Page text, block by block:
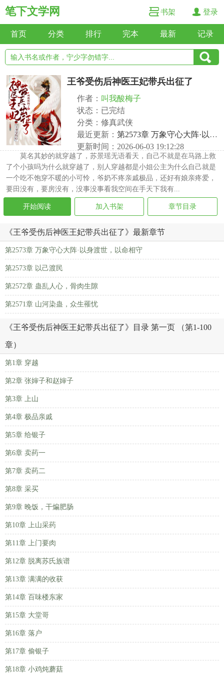
笔下文学网 书架 登录
首页 分类 排行 完本 最新 记录
王爷受伤后神医王妃带兵出征了
作者： 叫我酸梅子
状态：已完结
分类：修真武侠
最近更新： 第2573章 万象守心大阵·以身渡世，以命相守
更新时间：2026-06-03 19:12:28
莫名其妙的就穿越了，苏景瑶无语看天，自己不就是在马路上救
了个小孩吗为什么就穿越了，别人穿越都是小姐公主为什么自己就是
一个吃不饱穿不暖的小可怜，爷奶不疼亲戚极品，还好有娘亲疼爱，
要田没有，要房没有，没事没事看我空间在手天下我有...
开始阅读 加入书架 章节目录
《王爷受伤后神医王妃带兵出征了》最新章节
第2573章 万象守心大阵·以身渡世，以命相守
第2573章 以己渡民
第2572章 蛊乱人心，骨肉生隙
第2571章 山河染蛊，众生罹忧
《王爷受伤后神医王妃带兵出征了》目录 第一页 （第1-100
章）
第1章 穿越
第2章 张婶子和赵婶子
第3章 上山
第4章 极品亲戚
第5章 给银子
第6章 卖药一
第7章 卖药二
第8章 采买
第9章 晚饭，干煸肥肠
第10章 上山采药
第11章 上门要肉
第12章 脱离苏氏族谱
第13章 满满的收获
第14章 百味楼东家
第15章 大堂哥
第16章 落户
第17章 偷银子
第18章 小鸡炖蘑菇